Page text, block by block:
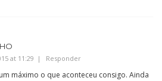
at 11:29 Responder
máximo o que aconteceu consigo. Ainda